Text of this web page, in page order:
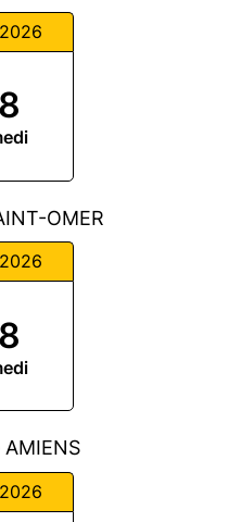
OMER